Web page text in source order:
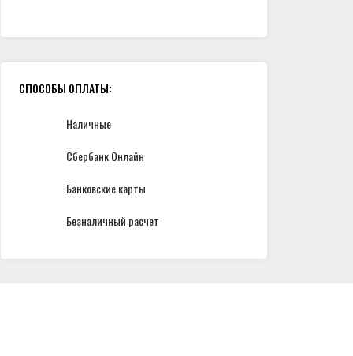
СПОСОБЫ ОПЛАТЫ:
Наличные
Сбербанк Онлайн
Банковские карты
Безналичный расчет